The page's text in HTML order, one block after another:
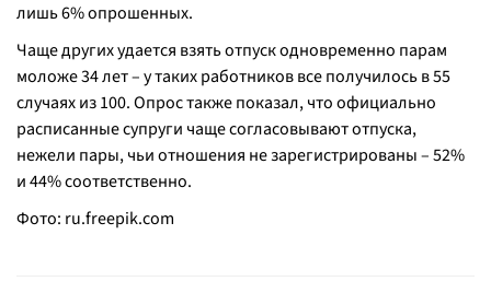
лишь 6% опрошенных.
Чаще других удается взять отпуск одновременно парам
моложе 34 лет – у таких работников все получилось в 55
случаях из 100. Опрос также показал, что официально
расписанные супруги чаще согласовывают отпуска,
нежели пары, чьи отношения не зарегистрированы – 52%
и 44% соответственно.
Фото: ru.freepik.com